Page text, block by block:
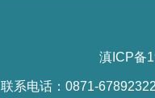
滇ICP备
联系电话：0871-